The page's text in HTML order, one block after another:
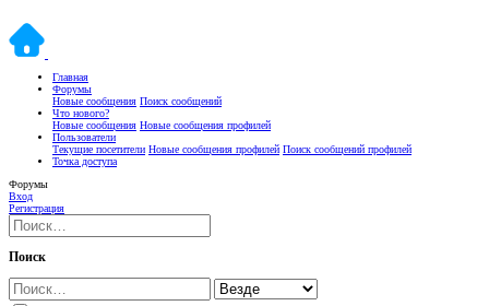
Главная
Форумы
Новые сообщения Поиск сообщений
Что нового?
Новые сообщения Новые сообщения профилей
Пользователи
Текущие посетители Новые сообщения профилей Поиск сообщений профилей
Точка доступа
Форумы
Вход
Регистрация
Поиск